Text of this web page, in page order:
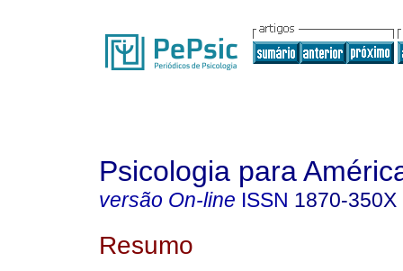
Psicologia para
versão On-line ISSN 1870-350X
Resumo